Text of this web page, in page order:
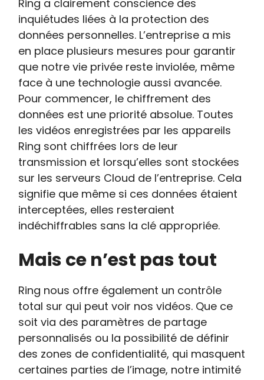
Ring a clairement conscience des
inquiétudes liées à la protection des
données personnelles. L’entreprise a mis
en place plusieurs mesures pour garantir
que notre vie privée reste inviolée, même
face à une technologie aussi avancée.
Pour commencer, le chiffrement des
données est une priorité absolue. Toutes
les vidéos enregistrées par les appareils
Ring sont chiffrées lors de leur
transmission et lorsqu’elles sont stockées
sur les serveurs Cloud de l’entreprise. Cela
signifie que même si ces données étaient
interceptées, elles resteraient
indéchiffrables sans la clé appropriée.
Mais ce n’est pas tout
Ring nous offre également un contrôle
total sur qui peut voir nos vidéos. Que ce
soit via des paramètres de partage
personnalisés ou la possibilité de définir
des zones de confidentialité, qui masquent
certaines parties de l’image, notre intimité